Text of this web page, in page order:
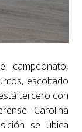
campeonato,
escoltado
tercero con
Carolina
se ubica